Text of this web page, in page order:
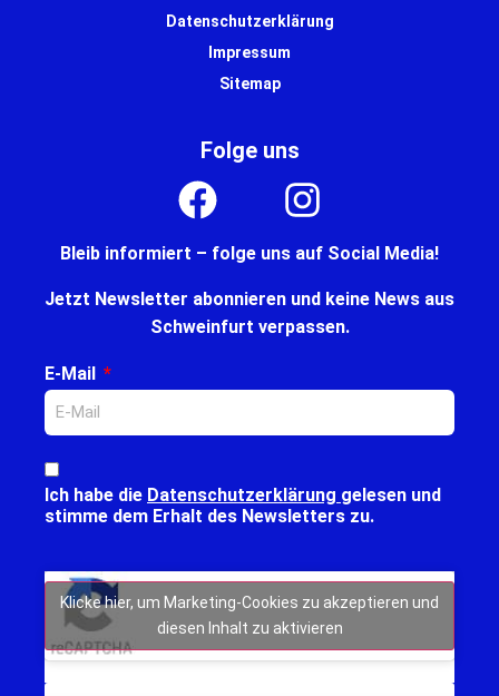
Datenschutzerklärung
Impressum
Sitemap
Folge uns
Bleib informiert – folge uns auf Social Media!
Jetzt Newsletter abonnieren und keine News aus
Schweinfurt verpassen.
E-Mail
Ich habe die Datenschutzerklärung gelesen und
stimme dem Erhalt des Newsletters zu.
Klicke hier, um Marketing-Cookies zu akzeptieren und
diesen Inhalt zu aktivieren